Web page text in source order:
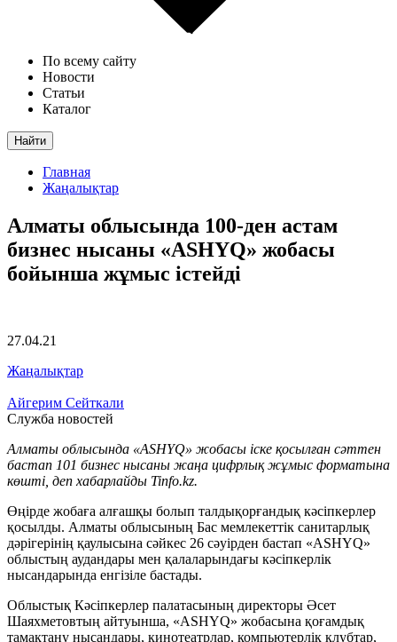
По всему сайту
Новости
Статьи
Каталог
Найти
Главная
Жаңалықтар
Алматы облысында 100-ден астам
бизнес нысаны «ASHYQ» жобасы
бойынша жұмыс істейді
27.04.21
Жаңалықтар
Айгерим Сейткали
Служба новостей
Алматы облысында «ASHYQ» жобасы іске қосылған сәттен
бастап 101 бизнес нысаны жаңа цифрлық жұмыс форматына
көшті, деп хабарлайды Tinfo.kz.
Өңірде жобаға алғашқы болып талдықорғандық кәсіпкерлер
қосылды. Алматы облысының Бас мемлекеттік санитарлық
дәрігерінің қаулысына сәйкес 26 сәуірден бастап «ASHYQ»
облыстың аудандары мен қалаларындағы кәсіпкерлік
нысандарында енгізіле бастады.
Облыстық Кәсіпкерлер палатасының директоры Әсет
Шаяхметовтың айтуынша, «ASHYQ» жобасына қоғамдық
тамақтану нысандары, кинотеатрлар, компьютерлік клубтар,